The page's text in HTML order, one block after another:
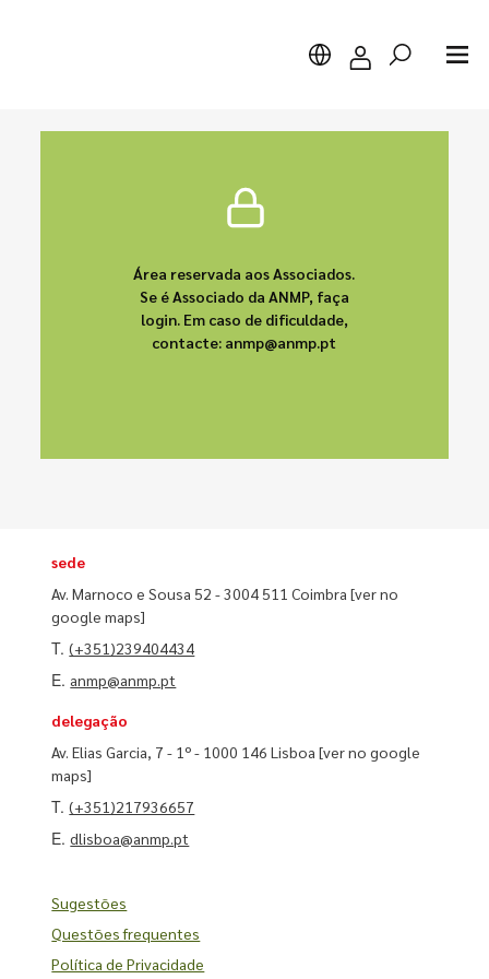
Área reservada aos Associados.
Se é Associado da ANMP, faça
login. Em caso de dificuldade,
contacte: anmp@anmp.pt
sede
Av. Marnoco e Sousa 52 - 3004 511 Coimbra[ver no
google maps]
T.(+351)239404434
E. anmp@anmp.pt
delegação
Av. Elias Garcia, 7 - 1º - 1000 146 Lisboa[ver no google
maps]
T.(+351)217936657
E.dlisboa@anmp.pt
Sugestões
Questões frequentes
Política de Privacidade